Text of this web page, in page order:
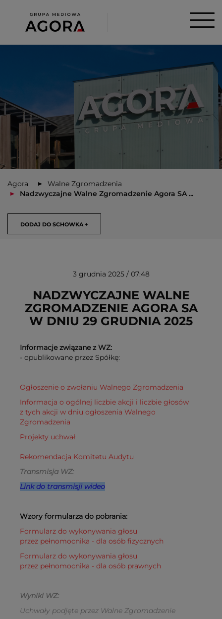
Agora
Walne Zgromadzenia
Nadzwyczajne Walne Zgromadzenie Agora SA ...
DODAJ DO SCHOWKA +
USUŃ ZE SCHOWKA
3 grudnia 2025 / 07:48
NADZWYCZAJNE WALNE
ZGROMADZENIE AGORA SA
W DNIU 29 GRUDNIA 2025
Informacje związane z WZ:
- opublikowane przez Spółkę:
Ogłoszenie o zwołaniu Walnego Zgromadzenia
Informacja o ogólnej liczbie akcji i liczbie głosów
z tych akcji w dniu ogłoszenia Walnego
Zgromadzenia
Projekty uchwał
Rekomendacja Komitetu Audytu
Transmisja WZ:
Link do transmisji wideo
Wzory formularza do pobrania:
Formularz do wykonywania głosu
przez pełnomocnika - dla osób fizycznych
Formularz do wykonywania głosu
przez pełnomocnika - dla osób prawnych
Wyniki WZ:
Uchwały podjęte przez Walne Zgromadzenie